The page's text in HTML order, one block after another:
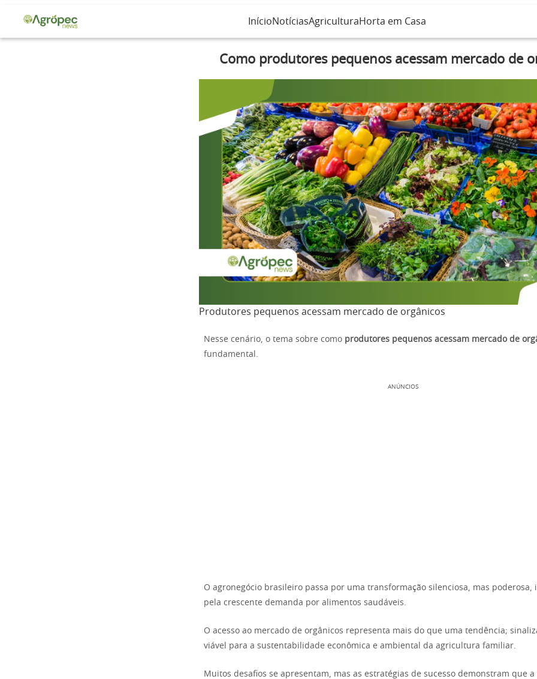
InícioNotíciasAgricultura Horta em Casa
Como produtores pequenos acessam mercado de
Produtores pequenos acessam mercado de orgânicos
Nesse cenário, o tema sobre como produtores pequenos acessam mercado de
fundamental.
ANÚNCIOS
O agronegócio brasileiro passa por uma transformação silenciosa, mas poderosa,
pela crescente demanda por alimentos saudáveis.
O acesso ao mercado de orgânicos representa mais do que uma tendência;
viável para a sustentabilidade econômica e ambiental da agricultura familiar.
Muitos desafios se apresentam, mas as estratégias de sucesso demonstram que a